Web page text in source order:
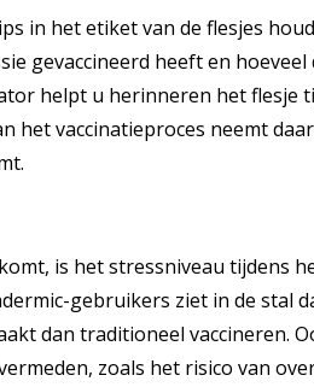
in het etiket van de flesjes
gevaccineerd heeft en hoeveel
helpt u herinneren het flesje
het vaccinatieproces neemt
is het stressniveau tijdens
gebruikers ziet in de stal
dan traditioneel vaccineren.
zoals het risico van